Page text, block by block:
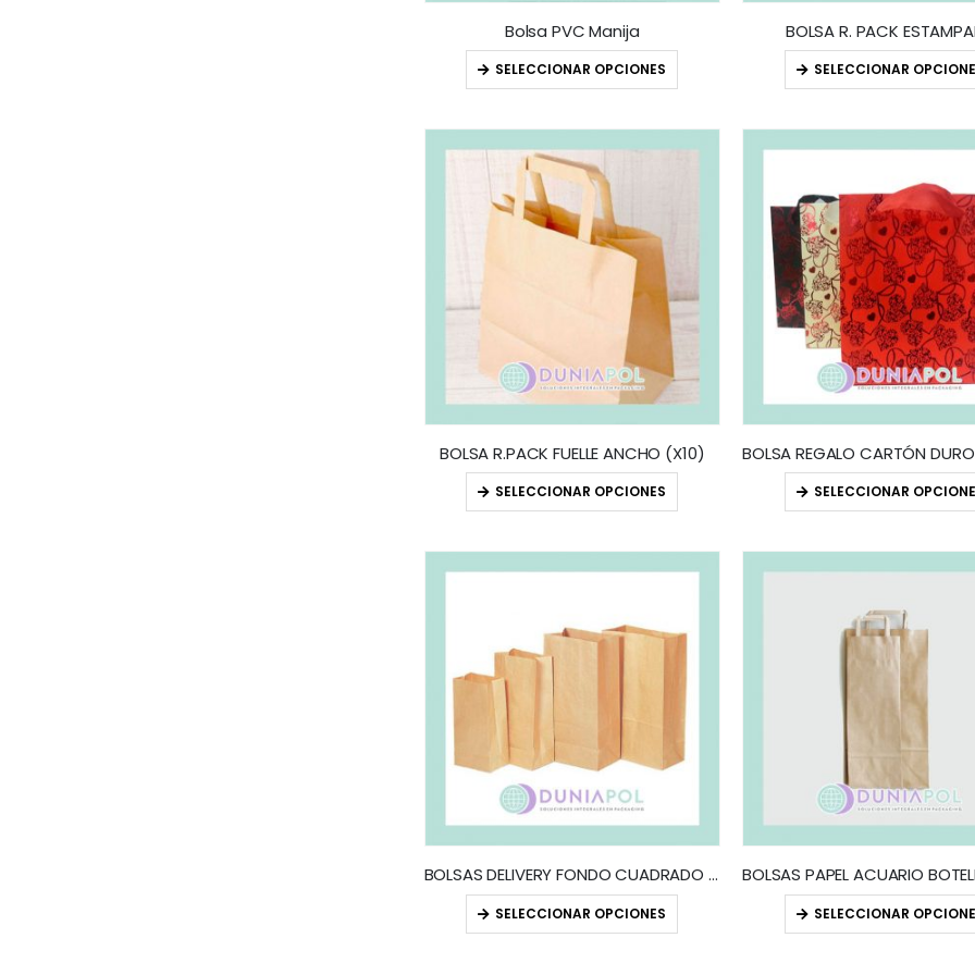
Bolsa PVC Manija
SELECCIONAR OPCIONES
BOLSA R. PACK
SELECCIONAR
BOLSA R.PACK FUELLE ANCHO (X10)
SELECCIONAR OPCIONES SELECCIONAR
BOLSAS DELIVERY FONDO CUADRADO (x50)
SELECCIONAR OPCIONES SELECCIONAR